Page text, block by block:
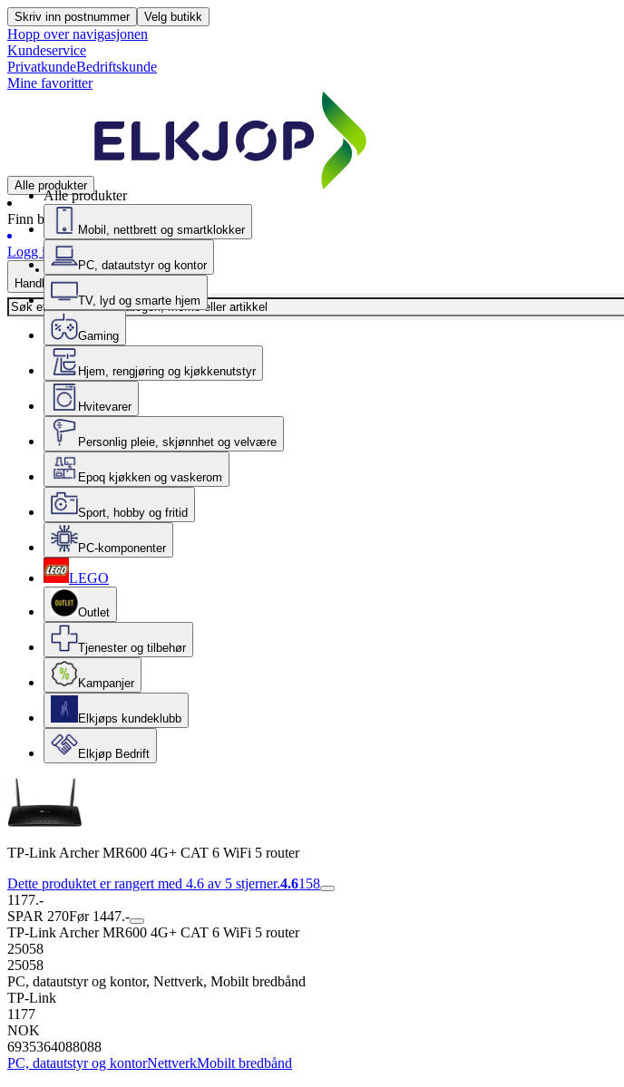
Skriv inn postnummer Velg butikk
Hopp over navigasjonen
Kundeservice
PrivatkundeBedriftskunde
Mine favoritter
Alle produkter
Finn butikk
Logg inn
Handlekurv
Alle produkter
Mobil, nettbrett og smartklokker
PC, datautstyr og kontor
TV, lyd og smarte hjem
Gaming
Hjem, rengjøring og kjøkkenutstyr
Hvitevarer
Personlig pleie, skjønnhet og velvære
Epoq kjøkken og vaskerom
Sport, hobby og fritid
PC-komponenter
LEGO
Outlet
Tjenester og tilbehør
Kampanjer
Elkjøps kundeklubb
Elkjøp Bedrift
TP-Link Archer MR600 4G+ CAT 6 WiFi 5 router
Dette produktet er rangert med 4.6 av 5 stjerner.4.6158
1177.-
SPAR 270Før 1447.-
TP-Link Archer MR600 4G+ CAT 6 WiFi 5 router
25058
25058
PC, datautstyr og kontor, Nettverk, Mobilt bredbånd
TP-Link
1177
NOK
6935364088088
PC, datautstyr og kontorNettverkMobilt bredbånd